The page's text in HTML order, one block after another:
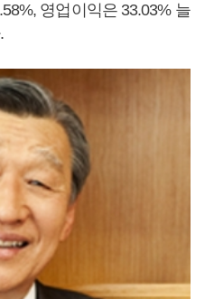
영업이익은 33.03% 늘